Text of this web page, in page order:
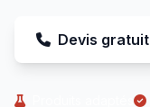
Devis gratuit